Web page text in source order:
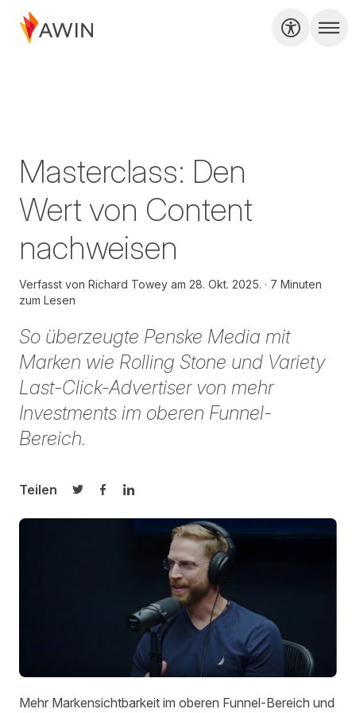
Masterclass: Den
Wert von Content
nachweisen
Verfasst von Richard Towey am 28. Okt. 2025.
7 Minuten
zum Lesen
So überzeugte Penske Media mit
Marken wie Rolling Stone und Variety
Last-Click-Advertiser von mehr
Investments im oberen Funnel-
Bereich.
Teilen
Auf Twitter teilen
Auf Facebook teilen
Auf LinkedIn teilen
Mehr Markensichtbarkeit im oberen Funnel-Bereich und